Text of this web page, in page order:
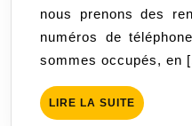
nous prenons des
numéros de
sommes occupés, en
LIRE LA SUITE LIRE
LA